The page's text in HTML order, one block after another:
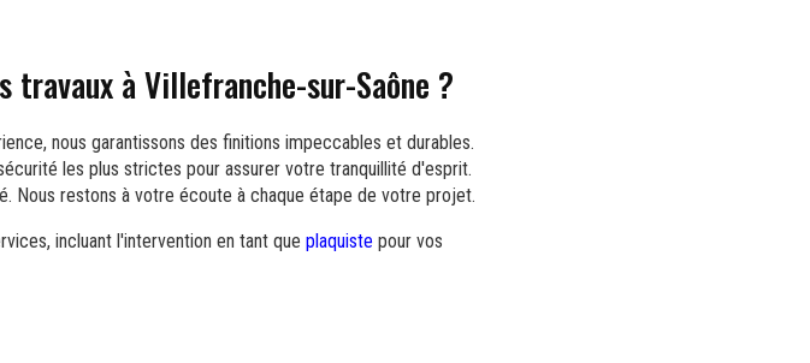
travaux à Villefranche-sur-Saône ?
nous garantissons des finitions impeccables et durables.
les plus strictes pour assurer votre tranquillité d'esprit.
Nous restons à votre écoute à chaque étape de votre projet.
incluant l'intervention en tant que plaquiste pour vos